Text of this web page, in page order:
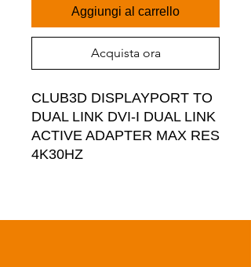
Aggiungi al carrello
Acquista ora
CLUB3D DISPLAYPORT TO
DUAL LINK DVI-I DUAL LINK
ACTIVE ADAPTER MAX RES
4K30HZ